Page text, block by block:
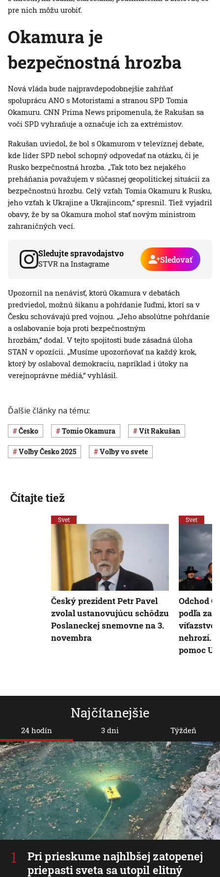
pre nich môžu urobiť.
Okamura je
bezpečnostná hrozba
Nová vláda bude najpravdepodobnejšie zahŕňať
spoluprácu ANO s Motoristami a stranou SPD Tomia
Okamuru. CNN Prima News pripomenula, že Rakušan sa
voči SPD vyhraňuje a označuje ich za extrémistov.
Rakušan uviedol, že bol s Okamurom v televíznej debate,
kde líder SPD nebol schopný odpovedať na otázku, či je
Rusko bezpečnostná hrozba. „Tak toto bez nejakého
preháňania považujem v súčasnej geopolitickej situácii za
bezpečnostnú hrozbu. Celý vzťah Tomia Okamuru k Rusku,
jeho vzťah k Ukrajine a Ukrajincom,“ spresnil. Tiež vyjadril
obavy, že by sa Okamura mohol stať novým ministrom
zahraničných vecí.
Sledujte spravodajstvo
STVR na Instagrame Sledovať
Upozornil na nenávisť, ktorú Okamura v debatách
predviedol, možnú šikanu a pohŕdanie ľuďmi, ktorí sa v
Česku schovávajú pred vojnou. „Jeho absolútne pohŕdanie
a oslabovanie boja proti bezpečnostným
hrozbám,“ dodal. V tejto spojitosti bude zásadná úloha
STAN v opozícii. „Musíme upozorňovať na každý krok,
ktorý by oslaboval demokraciu, napríklad i útoky na
verejnoprávne médiá,“ vyhlásil.
Ďalšie články na tému:
Česko Tomio Okamura Vít Rakušan
Voľby Česko 2025 voľby vo svete
Najčítanejšie
24 hodín
Pri prieskume najhlbšej zatopenej
priepasti sveta sa utopil elitný
3 dni Týždeň
Čítajte tiež
Svet
Český prezident Petr Pavel
zvolal ustanovujúcu schôdzu
Poslaneckej snemovne na 3.
novembra
Svet
Odchod
podľa
víťazstve
nehrozí.
pomoc